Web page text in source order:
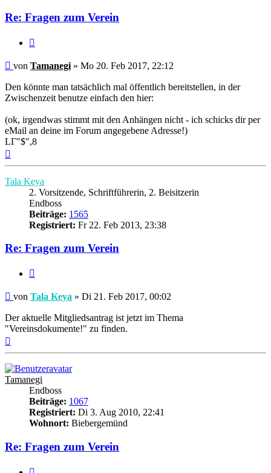
Re: Fragen zum Verein
Beitrag
von Tamanegi » Mo 20. Feb 2017, 22:12
Den könnte man tatsächlich mal öffentlich bereitstellen, in der
Zwischenzeit benutze einfach den hier:
(ok, irgendwas stimmt mit den Anhängen nicht - ich schicks dir per
eMail an deine im Forum angegebene Adresse!)
LΓ"$",8
Tala Keya
2. Vorsitzende, Schriftführerin, 2. Beisitzerin
Endboss
Beiträge: 1565
Registriert: Fr 22. Feb 2013, 23:38
Re: Fragen zum Verein
Beitrag
von Tala Keya » Di 21. Feb 2017, 00:02
Der aktuelle Mitgliedsantrag ist jetzt im Thema
"Vereinsdokumente!" zu finden.
Tamanegi
Endboss
Beiträge: 1067
Registriert: Di 3. Aug 2010, 22:41
Wohnort: Biebergemünd
Re: Fragen zum Verein